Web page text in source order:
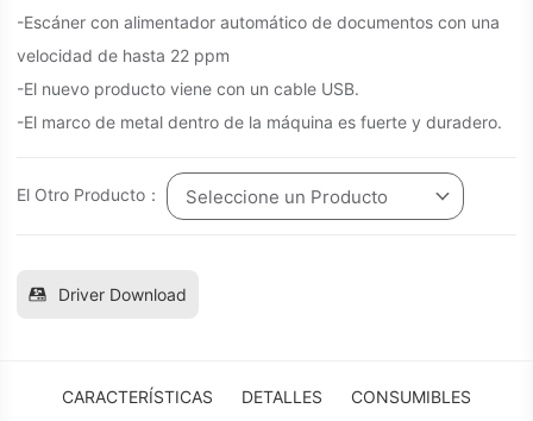
-Escáner con alimentador automático de documentos con una
velocidad de hasta 22 ppm
-El nuevo producto viene con un cable USB.
-El marco de metal dentro de la máquina es fuerte y duradero.
El Otro Producto： Seleccione un Producto
Driver Download
CARACTERÍSTICAS DETALLES CONSUMIBLES